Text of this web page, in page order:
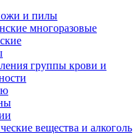
и пилы
многоразовые
группы крови и
вещества и алкоголь